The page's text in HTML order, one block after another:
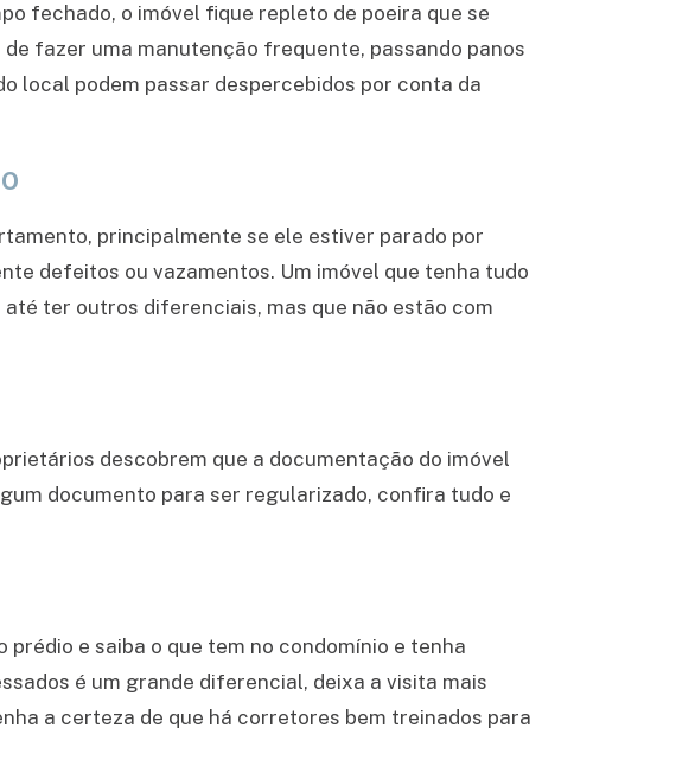
fechado, o imóvel fique repleto de poeira que se
fazer uma manutenção frequente, passando panos
local podem passar despercebidos por conta da
principalmente se ele estiver parado por
defeitos ou vazamentos. Um imóvel que tenha tudo
ter outros diferenciais, mas que não estão com
descobrem que a documentação do imóvel
documento para ser regularizado, confira tudo e
e saiba o que tem no condomínio e tenha
é um grande diferencial, deixa a visita mais
a certeza de que há corretores bem treinados para